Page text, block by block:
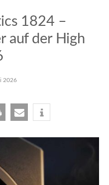
1824 –
auf der High
2026